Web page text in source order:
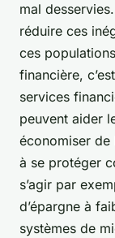
mal
réduire ces
ces
financière,
services
peuvent aider
économiser de
à se protéger
s’agir par
d’épargne à
systèmes de